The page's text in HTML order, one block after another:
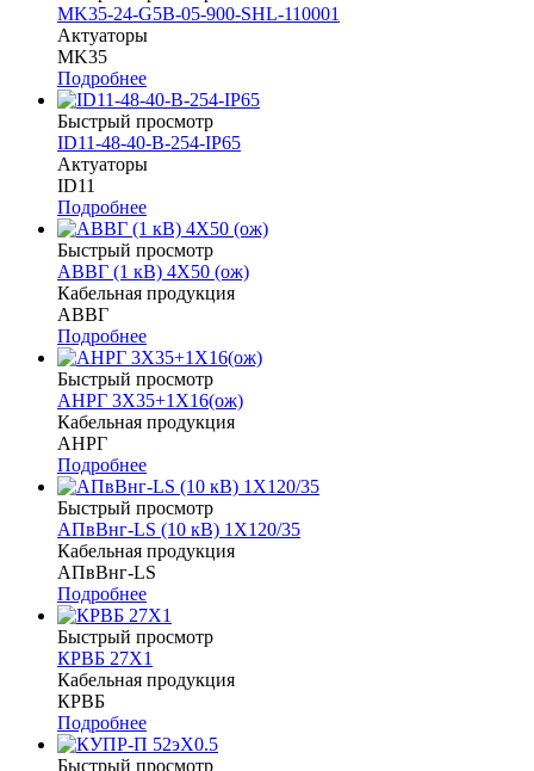
MK35-24-G5B-05-900-SHL-110001
Актуаторы
MK35
Подробнее
Быстрый просмотр
ID11-48-40-B-254-IP65
Актуаторы
ID11
Подробнее
Быстрый просмотр
АВВГ (1 кВ) 4Х50 (ож)
Кабельная продукция
АВВГ
Подробнее
Быстрый просмотр
АНРГ 3Х35+1Х16(ож)
Кабельная продукция
АНРГ
Подробнее
Быстрый просмотр
АПвВнг-LS (10 кВ) 1Х120/35
Кабельная продукция
АПвВнг-LS
Подробнее
Быстрый просмотр
КРВБ 27Х1
Кабельная продукция
КРВБ
Подробнее
Быстрый просмотр